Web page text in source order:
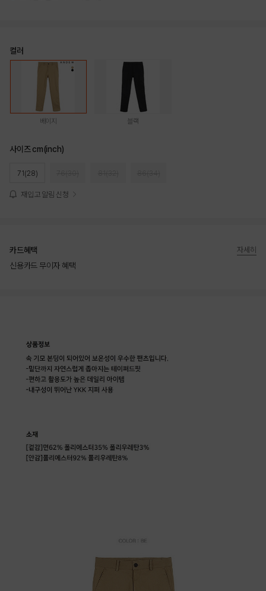
컬러
베이지 블랙
사이즈 cm(inch)
71(28)
재입고 알림 신청
카드혜택
신용카드 무이자 혜택
자세히